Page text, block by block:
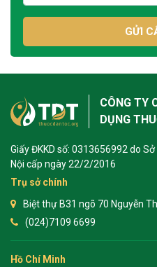
GỬI
CÔNG TY
DỤNG
Giấy ĐKKD số: 0313656992 do
Nội cấp ngày 22/2/2016
Trụ sở chính
Biệt thự B31 ngõ 70 Nguyễn
(024)7109 6699
Hồ Chí Minh